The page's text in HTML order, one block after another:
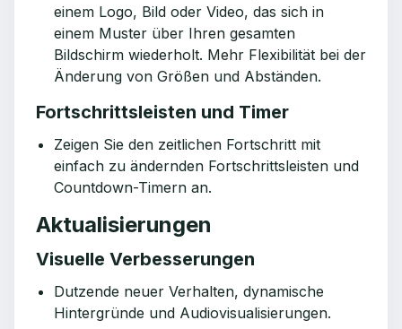
einem Logo, Bild oder Video, das sich in
einem Muster über Ihren gesamten
Bildschirm wiederholt. Mehr Flexibilität bei der
Änderung von Größen und Abständen.
Fortschrittsleisten und Timer
Zeigen Sie den zeitlichen Fortschritt mit
einfach zu ändernden Fortschrittsleisten und
Countdown-Timern an.
Aktualisierungen
Visuelle Verbesserungen
Dutzende neuer Verhalten, dynamische
Hintergründe und Audiovisualisierungen.